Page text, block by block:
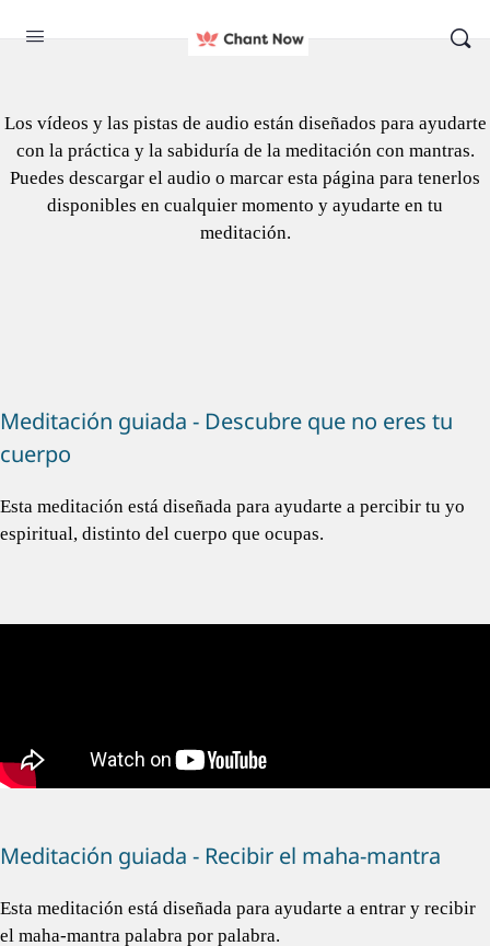
Meditación guiada
seguir.
Los vídeos y las pistas de audio están diseñados para ayudarte
con la práctica y la sabiduría de la meditación con mantras.
Puedes descargar el audio o marcar esta página para tenerlos
disponibles en cualquier momento y ayudarte en tu
meditación.
Meditación guiada - Descubre que no eres tu
cuerpo
Esta meditación está diseñada para ayudarte a percibir tu yo
espiritual, distinto del cuerpo que ocupas.
Meditación guiada - Recibir el maha-mantra
Esta meditación está diseñada para ayudarte a entrar y recibir
el maha-mantra palabra por palabra.